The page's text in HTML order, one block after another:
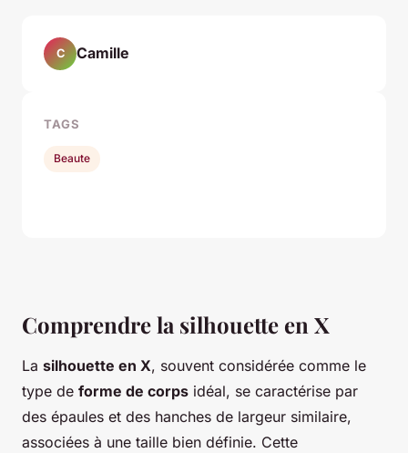
Comprendre la silhouette en X
La silhouette en X, souvent considérée comme le
type de forme de corps idéal, se caractérise par
des épaules et des hanches de largeur similaire,
associées à une taille bien définie. Cette
C Camille
TAGS
Beaute